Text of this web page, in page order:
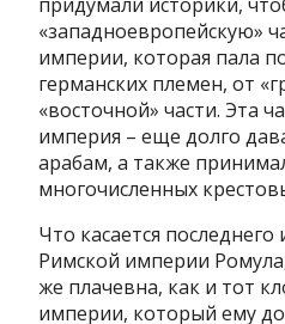
«западноевропейскую»
империи, которая пала
германских племен, от
«восточной» части. Эта
империя – еще долго
арабам, а также
многочисленных
Что касается
Римской империи
же плачевна, как и тот
империи, который ему